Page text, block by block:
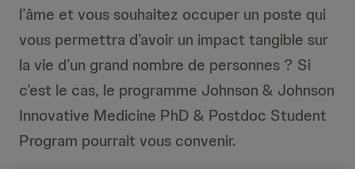
l’âme et vous souhaitez occuper un poste qui
vous permettra d’avoir un impact tangible sur
la vie d’un grand nombre de personnes ? Si
c’est le cas, le programme Johnson & Johnson
Innovative Medicine PhD & Postdoc Student
Program pourrait vous convenir.